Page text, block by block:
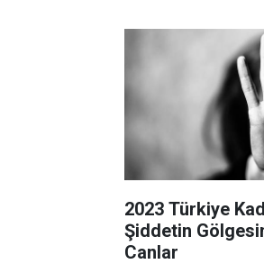
2023 Türkiye
Şiddetin
Canlar